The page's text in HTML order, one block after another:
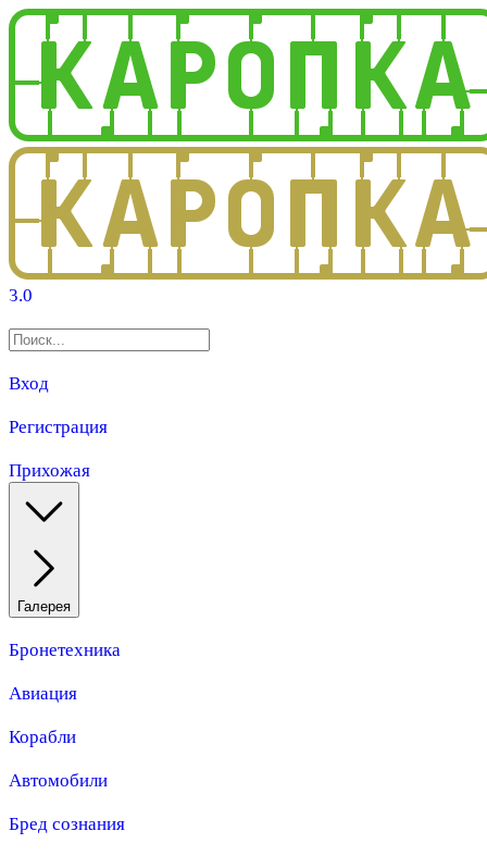
3.0
Вход
Регистрация
Прихожая
Галерея
Бронетехника
Авиация
Корабли
Автомобили
Бред сознания